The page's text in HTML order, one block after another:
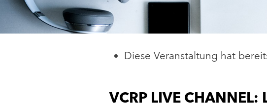
Diese Veranstaltung hat
VCRP LIVE CHANNEL: